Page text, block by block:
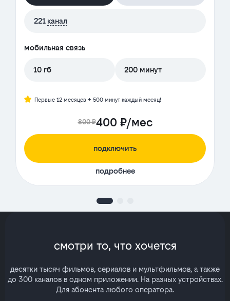
221 канал
мобильная связь
10 гб 200 минут
Первые 12 месяцев + 500 минут каждый месяц!
800 ₽400 ₽/мес
подключить
подробнее
смотри то, что хочется
десятки тысяч фильмов, сериалов и мультфильмов, а также
до 300 каналов в одном приложении. На разных устройствах.
Для абонента любого оператора.